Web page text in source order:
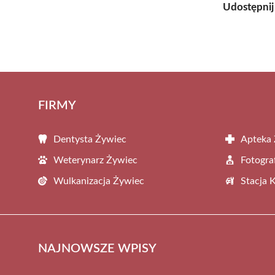
Udostępnij
FIRMY
Dentysta Żywiec Apteka
Weterynarz Żywiec
Wulkanizacja Żywiec Stacja
NAJNOWSZE WPISY